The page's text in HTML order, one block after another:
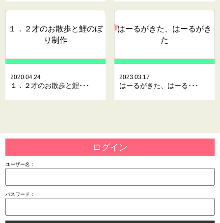
１．２才のお散歩と鯉のぼ
り制作
2020.04.24
１．２才のお散歩と鯉･･･
はーるがきた、はーるがき
た
2023.03.17
はーるがきた、はーる･･･
ログイン
ユーザー名：
パスワード：